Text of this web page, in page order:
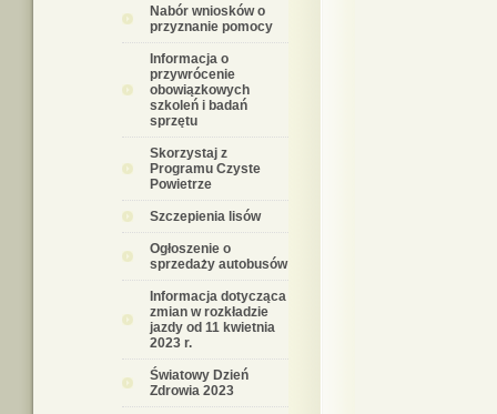
Nabór wniosków o
przyznanie pomocy
Informacja o
przywrócenie
obowiązkowych
szkoleń i badań
sprzętu
Skorzystaj z
Programu Czyste
Powietrze
Szczepienia lisów
Ogłoszenie o
sprzedaży autobusów
Informacja dotycząca
zmian w rozkładzie
jazdy od 11 kwietnia
2023 r.
Światowy Dzień
Zdrowia 2023